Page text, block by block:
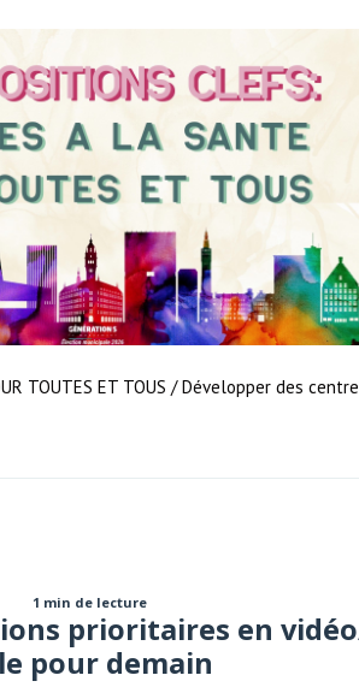
TOUTES ET TOUS / Développer des
1 min de lecture
prioritaires en
pour demain